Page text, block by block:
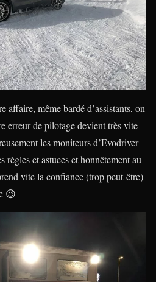
affaire, même bardé d’assistants, on
erreur de pilotage devient très vite
les moniteurs d’Evodriver
règles et astuces et honnêtement au
vite la confiance (trop peut-être)
😉